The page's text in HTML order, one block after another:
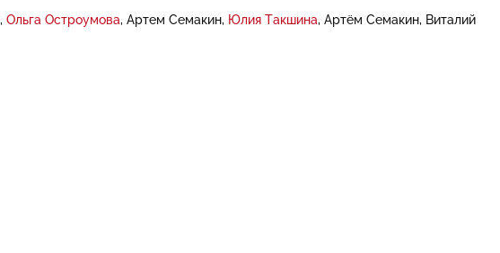
Ольга Остроумова Артем Семакин Юлия Такшина Артём Семакин Виталий